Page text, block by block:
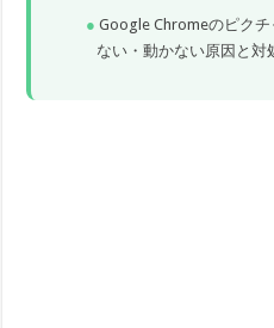
Google Chromeのピクチ
ない・動かない原因と対